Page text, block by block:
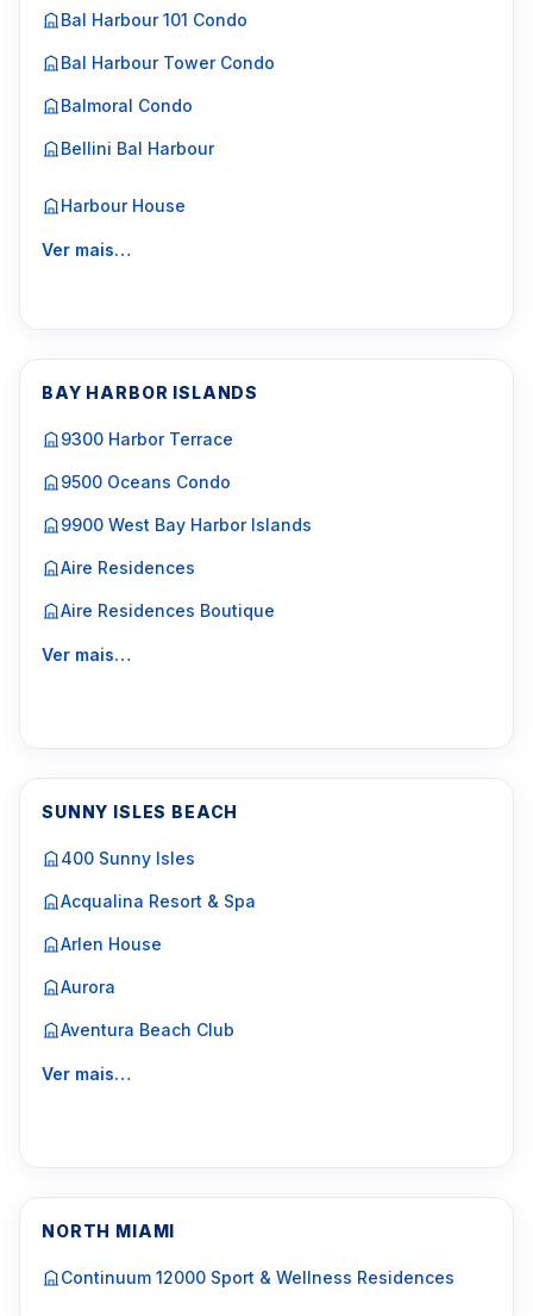
Bal Harbour 101 Condo
Bal Harbour Tower Condo
Balmoral Condo
Bellini Bal Harbour
Harbour House
Ver mais…
BAY HARBOR ISLANDS
9300 Harbor Terrace
9500 Oceans Condo
9900 West Bay Harbor Islands
Aire Residences
Aire Residences Boutique
Ver mais…
SUNNY ISLES BEACH
400 Sunny Isles
Acqualina Resort & Spa
Arlen House
Aurora
Aventura Beach Club
Ver mais…
NORTH MIAMI
Continuum 12000 Sport & Wellness Residences